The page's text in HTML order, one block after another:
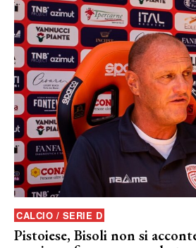
CALCIO / SERIE D
Pistoiese, Bisoli non si